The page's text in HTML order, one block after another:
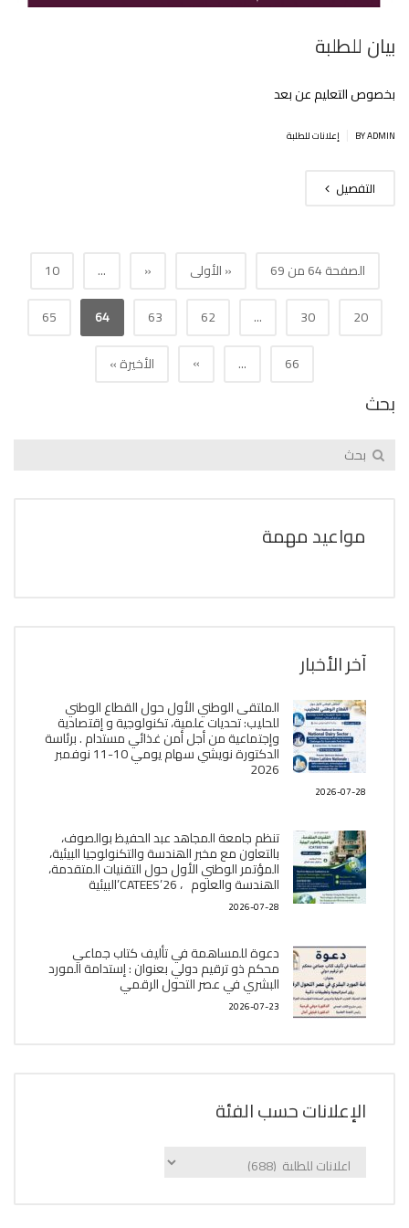
بيان للطلبة
بخصوص التعليم عن بعد
BY ADMIN إعلانات للطلبة
التفصيل
الصفحة 64 من 69 « الأولى «
...
10
20
30
...
62
63
64
65
66
...
» الأخيرة »
بحث
مواعيد مهمة
آخر الأخبار
الملتقى الوطني الأول حول القطاع الوطني
للحليب: تحديات علمية، تكنولوجية و إقتصادية
وإجتماعية من أجل أمن غذائي مستدام . برئاسة
الدكتورة نويشي سهام يومي 10-11 نوفمبر
2026
2026-07-28
تنظم جامعة المجاهد عبد الحفيظ بوالصوف،
بالتعاون مع مخبر الھندسة والتكنولوجيا البیئیة،
المؤتمر الوطني الأول حول التقنيات المتقدمة،
الھندسة والعلوم ، CATEES’26’البیئية
2026-07-28
دعوة للمساهمة في تأليف كتاب جماعي
محكم ذو ترقيم دولي بعنوان : إستدامة المورد
البشري في عصر التحول الرقمي
2026-07-23
الإعلانات حسب الفئة
الإعلانات